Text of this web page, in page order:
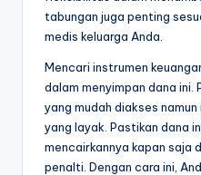
tabungan juga penting
medis keluarga Anda.
Mencari instrumen
dalam menyimpan dana ini.
yang mudah diakses
yang layak. Pastikan dana
mencairkannya kapan saja
penalti. Dengan cara ini,